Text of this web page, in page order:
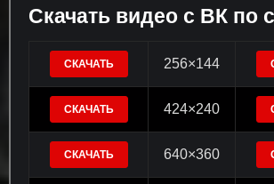
Скачать видео с ВК по
СКАЧАТЬ 256×144
СКАЧАТЬ 424×240
СКАЧАТЬ 640×360